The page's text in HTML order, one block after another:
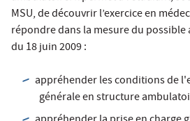
MSU, de découvrir l’exercice en
répondre dans la mesure du possible
du 18 juin 2009 :
appréhender les conditions de
générale en structure